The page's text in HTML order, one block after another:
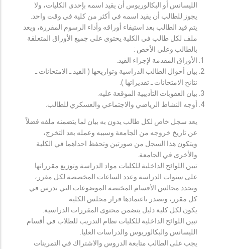
الليسانس أو البكالوريوس أن يقيد اسمه بإحدى الكليات، ولا
يجوز للطالب أن يقيد اسمه في أكثر من كلية في وقت واحد.
يتم قيد الطالب بعد استيفاء أوراقه وأداء الرسوم المقررة، ويعد
ملف لكل طالب في الكلية يحتوي على جميع الأوراق المتعلقة
بالطالب وعلى الأخص :
الأوراق المقدمة لإجراء القيد.
بيان أحوال الطالب الدراسية وتواريخها ( القيد ـ الامتحانات ـ
نتائح الامتحانات ـ تقديراتها ).
بيان العقوبات التأديبية الموقعة عليه.
أوجه النشاط الرياضي والاجتماعي والعسكري للطالب.
يعد سجل خاص لكل طالب يدون به بيان لما يتضمنه ملفه فضلاً
عن تاريخ خروجه من الجامعة وسببه وعمله بعد التخرج،
ويتكون هذا السجل من صورتين وتحفظ احداهما في الكلية
والأخرى في الجامعة.
تبين اللوائح الداخلية للكليات مواد الدراسة وتوزيع مقرراتها
على سنوات الدراسة وعدد الساعات المخصصة لكل مقرر،
وتحدد مجالس الأقسام المختصة الموضوعات التي تدرس في
كل مقرر، ويصدر باعتمادها قرار مجلس الكلية.
يكون لكل كلية دليل يتضمن محتوى المقررات الدراسية.
تبين اللوائح الداخلية للكليات نظام التدريب للطلاب في أقسام
الليسانس والبكالوريوس والدراسات العليا.
يجب على الطالب متابعة الدروس والاشتراك في التمرينات